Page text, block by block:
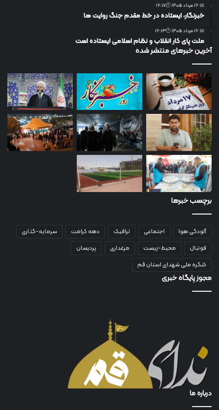
📅 16 مرداد 1405 🕙16:17
خبرنگار، ایستاده در خط مقدم جنگ روایت ها
📅 16 مرداد 1405 🕙16:13
ملت پای کار انقلاب و نظام اسلامی ایستاده است
آخرین خبرهای منتشر شده
برچسب خبرها
آلودگی هوا اجتماعی ترافیک دهه کرامت
سرمایه-گذاری
فوتبال
محیط-زیست مرغداری
پردیسان
کنگره ملی شهدای استان قم
مجوز پایگاه خبری
درباره ما